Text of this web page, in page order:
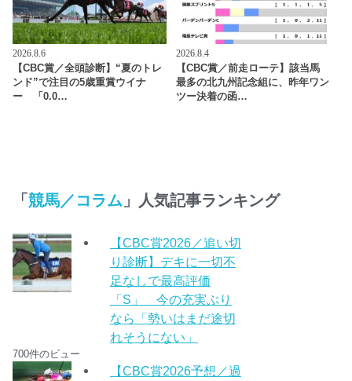
2026.8.6
【CBC賞／全頭診断】“夏のトレ
ンド”で注目の5歳重賞ウイナ
ー 「0.0…
2026.8.4
【CBC賞／前走ローテ】該当馬
最多の北九州記念組に、昨年ワン
ツー決着の函…
「競馬／コラム 」人気記事ランキング
【CBC賞2026／追い切
り診断】デキに一切不
足なしで最高評価
「S」 今の充実ぶり
なら「勢いはまだ途切
れそうにない」
700件のビュー
【CBC賞2026予想／過